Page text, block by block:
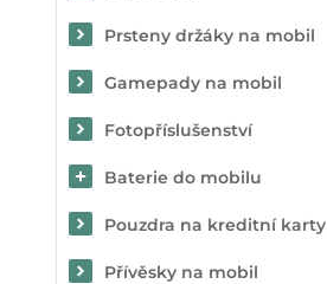
Prsteny držáky na mobil
Gamepady na mobil
Fotopříslušenství
Baterie do mobilu
Pouzdra na kreditní karty
Přívěsky na mobil